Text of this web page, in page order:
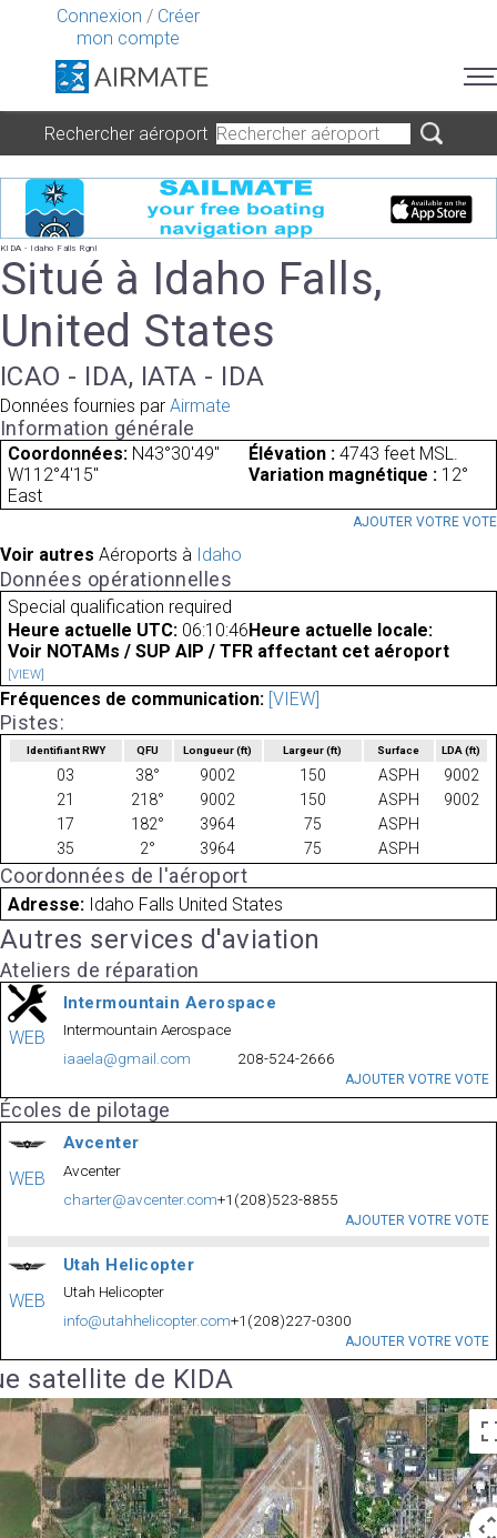
Connexion / Créer
mon compte
Rechercher aéroport
KIDA - Idaho Falls Rgnl
Situé à Idaho Falls,
United States
ICAO - IDA, IATA - IDA
Données fournies par Airmate
Information générale
Coordonnées: N43°30'49"
W112°4'15"
Élévation : 4743 feet MSL.
Variation magnétique : 12°
East
AJOUTER VOTRE VOTE
Voir autres Aéroports à Idaho
Données opérationnelles
Special qualification required
Heure actuelle UTC: 06:10:46 Heure actuelle locale:
Voir NOTAMs / SUP AIP / TFR affectant cet aéroport
[VIEW]
Fréquences de communication: [VIEW]
Pistes:
Identifiant RWY QFU Longueur(ft) Largeur(ft) Surface LDA(ft)
03 38° 9002 150 ASPH
9002
21
218° 9002 150 ASPH
9002
17
182° 3964 75
ASPH
35
2° 3964 75 ASPH
Coordonnées de l'aéroport
Adresse: Idaho Falls United States
Autres services d'aviation
Ateliers de réparation
WEB
Intermountain Aerospace
Intermountain Aerospace
iaaela@gmail.com
208-524-2666
AJOUTER VOTRE VOTE
Écoles de pilotage
WEB
Avcenter
Avcenter
charter@avcenter.com+1(208)523-8855
AJOUTER VOTRE VOTE
WEB
Utah Helicopter
Utah Helicopter
info@utahhelicopter.com+1(208)227-0300
AJOUTER VOTRE VOTE
satellite de KIDA